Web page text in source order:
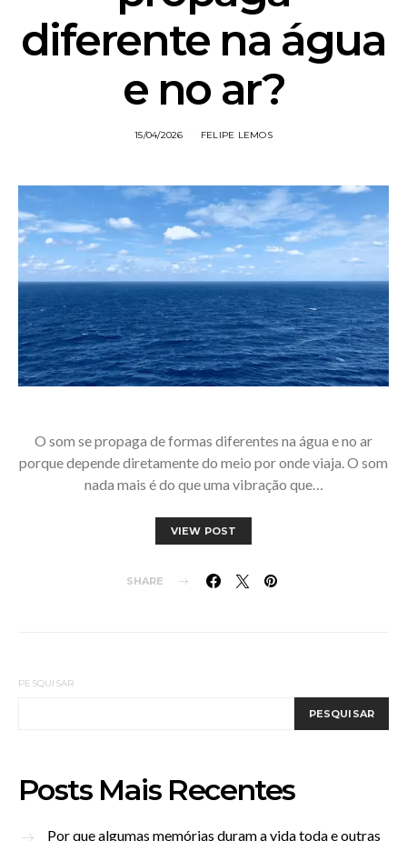
diferente na água
e no ar?
15/04/2026 FELIPE LEMOS
O som se propaga de formas diferentes na água e no ar
porque depende diretamente do meio por onde viaja. O som
nada mais é do que uma vibração que…
VIEW POST
SHARE
PESQUISAR
PESQUISAR
Posts Mais Recentes
Por que algumas memórias duram a vida toda e outras